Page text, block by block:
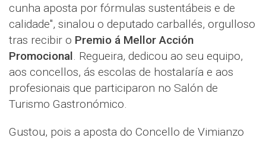
cunha aposta por fórmulas sustentábeis e de
calidade", sinalou o deputado carballés, orgulloso
tras recibir o Premio á Mellor Acción
Promocional. Regueira, dedicou ao seu equipo,
aos concellos, ás escolas de hostalaría e aos
profesionais que participaron no Salón de
Turismo Gastronómico.
Gustou, pois a aposta do Concello de Vimianzo